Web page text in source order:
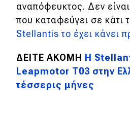
αναπόφευκτος. Δεν
που καταφεύγει σε κάτι
Stellantis το έχει κάνει
ΔΕΙΤΕ ΑΚΟΜΗ
Η
Leapmotor T03 στην
τέσσερις μήνες